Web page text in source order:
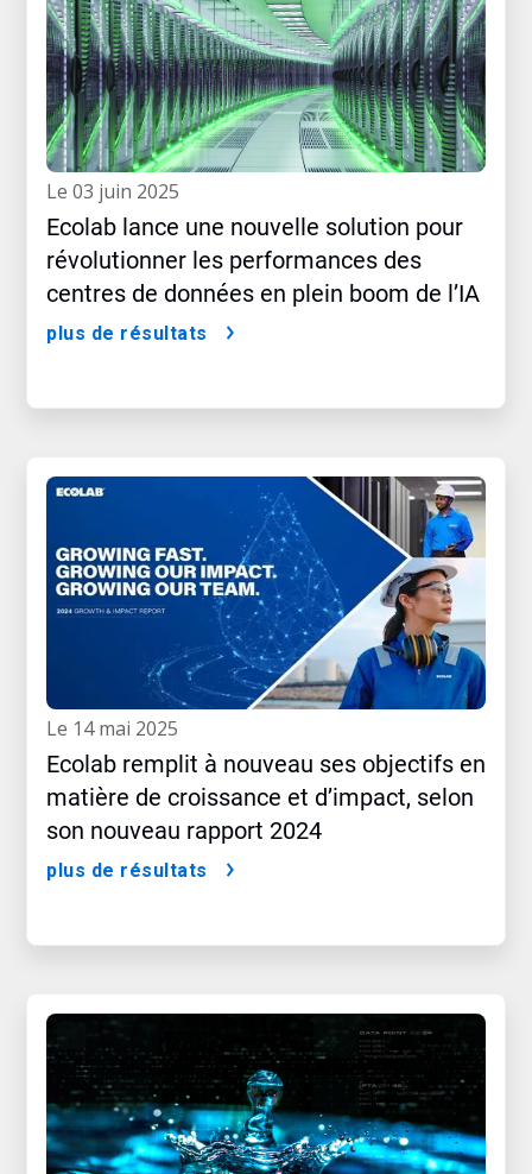
le 03 juin 2025
Ecolab lance une nouvelle solution pour
révolutionner les performances des
centres de données en plein boom de l’IA
plus de résultats
le 14 mai 2025
Ecolab remplit à nouveau ses objectifs en
matière de croissance et d’impact, selon
son nouveau rapport 2024
plus de résultats